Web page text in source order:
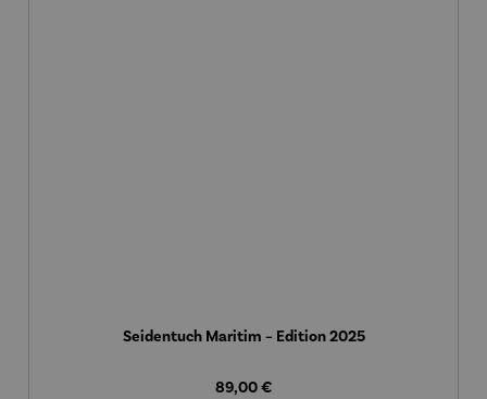
Seidentuch Maritim – Edition 2025
Regulärer Preis:
89,00 €